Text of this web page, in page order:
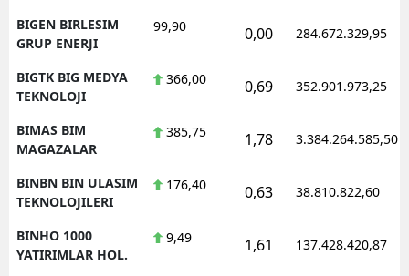
BIGEN BIRLESIM
GRUP ENERJI
99,90 0,00 284.672.329,95
BIGTK BIG MEDYA
TEKNOLOJI
366,00 0,69 352.901.973,25
BIMAS BIM
MAGAZALAR
385,75 1,78 3.384.264.585,50
BINBN BIN ULASIM
TEKNOLOJILERI
176,40 0,63 38.810.822,60
BINHO 1000
YATIRIMLAR HOL.
9,49 1,61 137.428.420,87